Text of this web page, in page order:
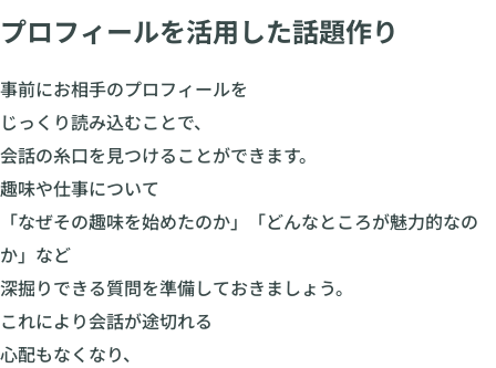
プロフィールを活用した話題作り
事前にお相手のプロフィールを
じっくり読み込むことで、
会話の糸口を見つけることができます。
趣味や仕事について
「なぜその趣味を始めたのか」「どんなところが魅力的なの
か」など
深掘りできる質問を準備しておきましょう。
これにより会話が途切れる
心配もなくなり、